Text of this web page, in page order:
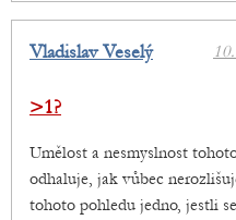
Vladislav Veselý
>1?
Umělost a nesmyslnost
odhaluje, jak vůbec
tohoto pohledu jedno, jestli